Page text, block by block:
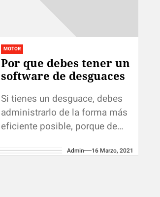
MOTOR
Por que debes tener un
software de desguaces
Si tienes un desguace, debes
administrarlo de la forma más
eficiente posible, porque de
de conseguir el máximo
Admin 16 Marzo, 2021